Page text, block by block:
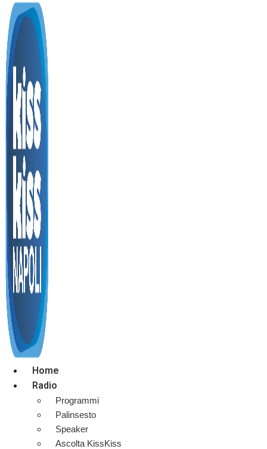
Home
Radio
Programmi
Palinsesto
Speaker
Ascolta KissKiss